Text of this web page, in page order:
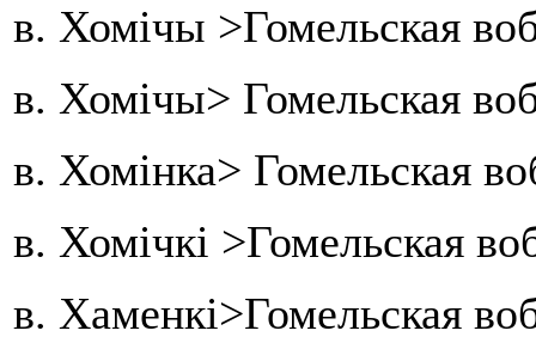
в. Хомічы >Гомельская
в. Хомічы> Гомельская
в. Хомінка> Гомельская
в. Хомічкі >Гомельская
в. Хаменкі>Гомельская